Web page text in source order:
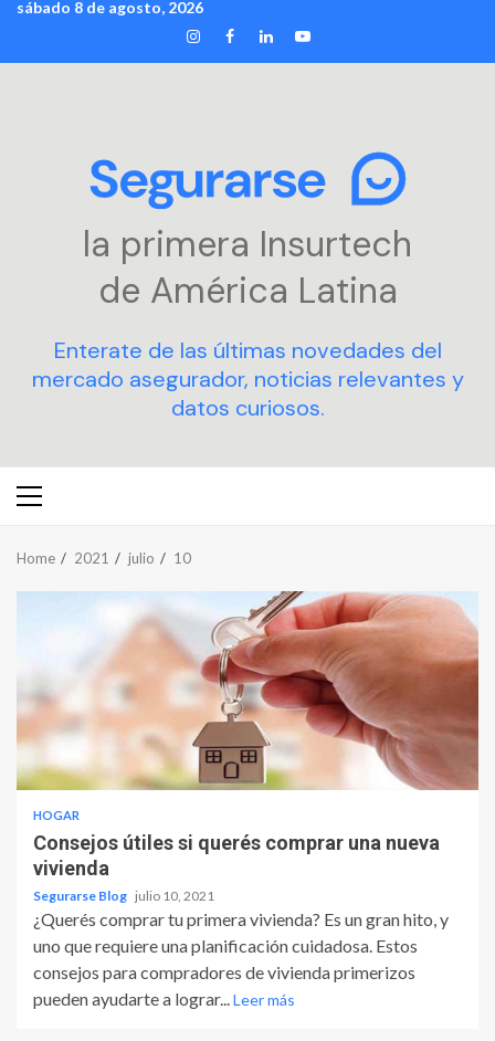
Skip
content
sábado 8 de agosto, 2026
INSTAGRAM
FACEBOOK
LINKEDIN
YOUTUBE
la primera Insurtech
de América Latina
Enterate de las últimas novedades del
mercado asegurador, noticias relevantes y
datos curiosos.
Primary
Home 2021 julio 10
HOGAR
Consejos útiles si querés comprar una nueva
vivienda
Segurarse Blog julio 10, 2021
¿Querés comprar tu primera vivienda? Es un gran hito, y
uno que requiere una planificación cuidadosa. Estos
consejos para compradores de vivienda primerizos
pueden ayudarte a lograr...Leer más